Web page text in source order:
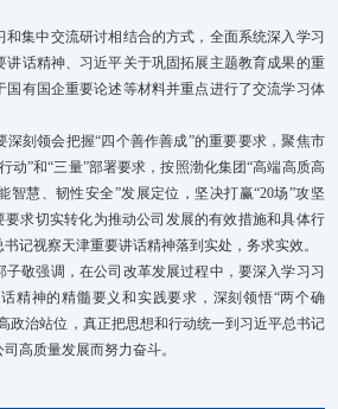
和集中交流研讨相结合的方式，全面系统深入学习
讲话精神、习近平关于巩固拓展主题教育成果的重
国有国企重要论述等材料并重点进行了交流学习体
深刻领会把握“四个善作善成”的重要要求，聚焦市
动”和“三量”部署要求，按照渤化集团“高端高质高
智慧、韧性安全”发展定位，坚决打赢“20场”攻坚
要求切实转化为推动公司发展的有效措施和具体行
记视察天津重要讲话精神落到实处，务求实效。
子敬强调，在公司改革发展过程中，要深入学习习
精神的精髓要义和实践要求，深刻领悟“两个确
政治站位，真正把思想和行动统一到习近平总书记
高质量发展而努力奋斗。